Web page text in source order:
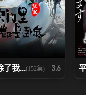
了我...(152集) 3.6